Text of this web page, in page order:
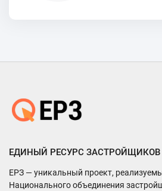
ЕДИНЫЙ РЕСУРС ЗАСТРОЙЩИКОВ
ЕРЗ — уникальный проект,
Национального объединения